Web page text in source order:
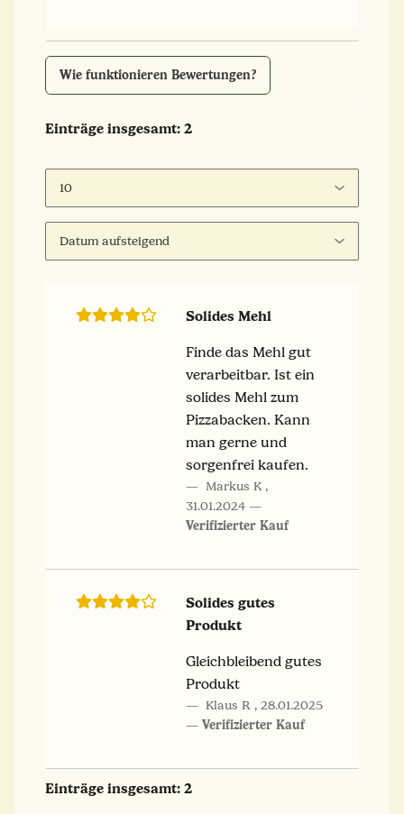
Wie funktionieren Bewertungen?
Einträge insgesamt: 2
Solides Mehl
Finde das Mehl gut
verarbeitbar. Ist ein
solides Mehl zum
Pizzabacken. Kann
man gerne und
sorgenfrei kaufen.
Markus K ,
31.01.2024
Verifizierter Kauf
Solides gutes
Produkt
Gleichbleibend gutes
Produkt
Klaus R , 28.01.2025
Verifizierter Kauf
Einträge insgesamt: 2